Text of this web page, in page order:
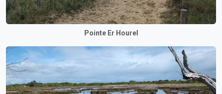
Pointe Er Hourel